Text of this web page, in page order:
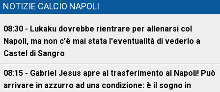
NOTIZIE CALCIO NAPOLI
08:30 - Lukaku dovrebbe rientrare per allenarsi col
Napoli, ma non c'è mai stata l'eventualità di vederlo a
Castel di Sangro
08:15 - Gabriel Jesus apre al trasferimento al Napoli! Può
arrivare in azzurro ad una condizione: è il sogno in